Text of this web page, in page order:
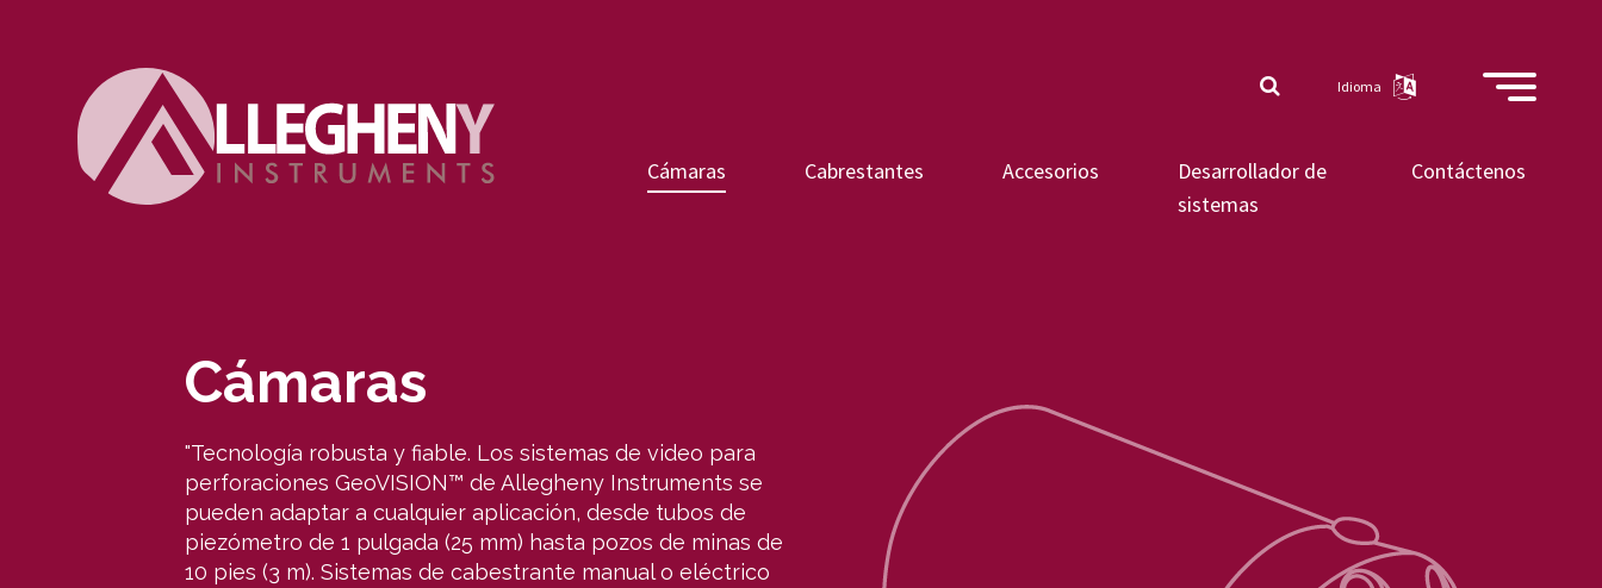
Cámaras Cabrestantes Accesorios
Desarrollador de
sistemas
Contáctenos
Idioma
Cámaras
"Tecnología robusta y fiable. Los sistemas de video para
perforaciones GeoVISION™ de Allegheny Instruments se
pueden adaptar a cualquier aplicación, desde tubos de
piezómetro de 1 pulgada (25 mm) hasta pozos de minas de
10 pies (3 m). Sistemas de cabestrante manual o eléctrico